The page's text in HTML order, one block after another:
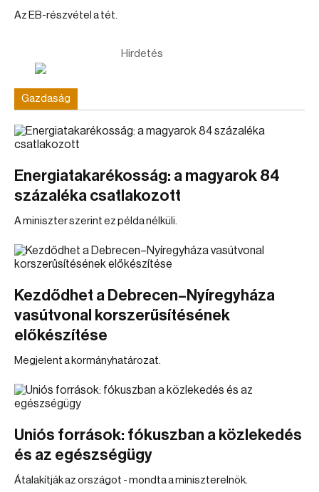
Az EB-részvétel a tét.
Hirdetés
Gazdaság
Energiatakarékosság: a magyarok 84
százaléka csatlakozott
A miniszter szerint ez példa nélküli.
Kezdődhet a Debrecen–Nyíregyháza
vasútvonal korszerűsítésének
előkészítése
Megjelent a kormányhatározat.
Uniós források: fókuszban a közlekedés
és az egészségügy
Átalakítják az országot - mondta a miniszterelnök.